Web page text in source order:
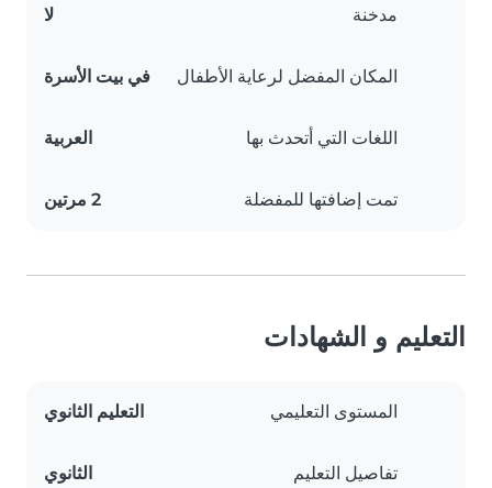
مدخنة لا
المكان المفضل لرعاية الأطفال في بيت الأسرة
اللغات التي أتحدث بها العربية
تمت إضافتها للمفضلة 2 مرتين
التعليم و الشهادات
المستوى التعليمي التعليم الثانوي
تفاصيل التعليم الثانوي